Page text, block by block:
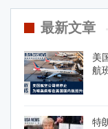
最新文章
美
航
特